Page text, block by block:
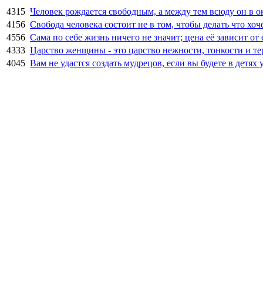
4315 Человек рождается свободным, а между тем всюду он в
4156 Свобода человека состоит не в том, чтобы делать что
4556 Сама по себе жизнь ничего не значит; цена её зависит от
4333 Царство женщины - это царство нежности, тонкости и
4045 Вам не удастся создать мудрецов, если вы будете в